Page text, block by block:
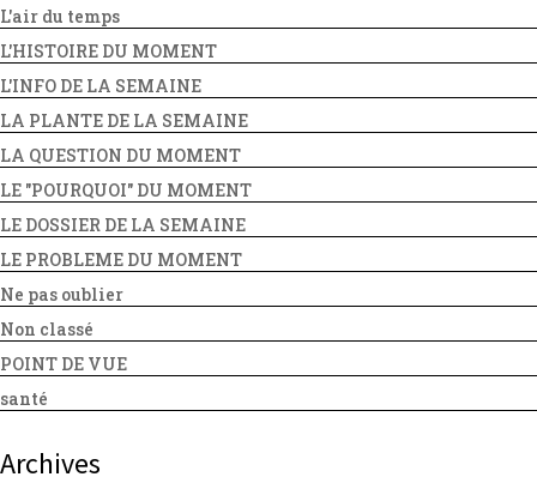
L'air du temps
L'HISTOIRE DU MOMENT
L'INFO DE LA SEMAINE
LA PLANTE DE LA SEMAINE
LA QUESTION DU MOMENT
LE "POURQUOI" DU MOMENT
LE DOSSIER DE LA SEMAINE
LE PROBLEME DU MOMENT
Ne pas oublier
Non classé
POINT DE VUE
santé
Archives